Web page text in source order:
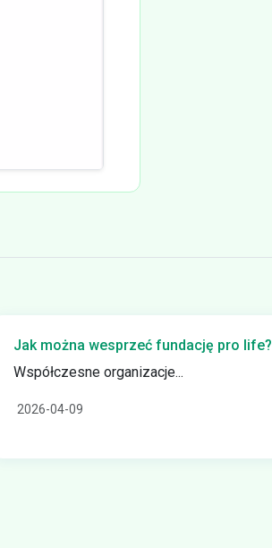
Jak można wesprzeć fundację pro life?
Współczesne organizacje...
2026-04-09